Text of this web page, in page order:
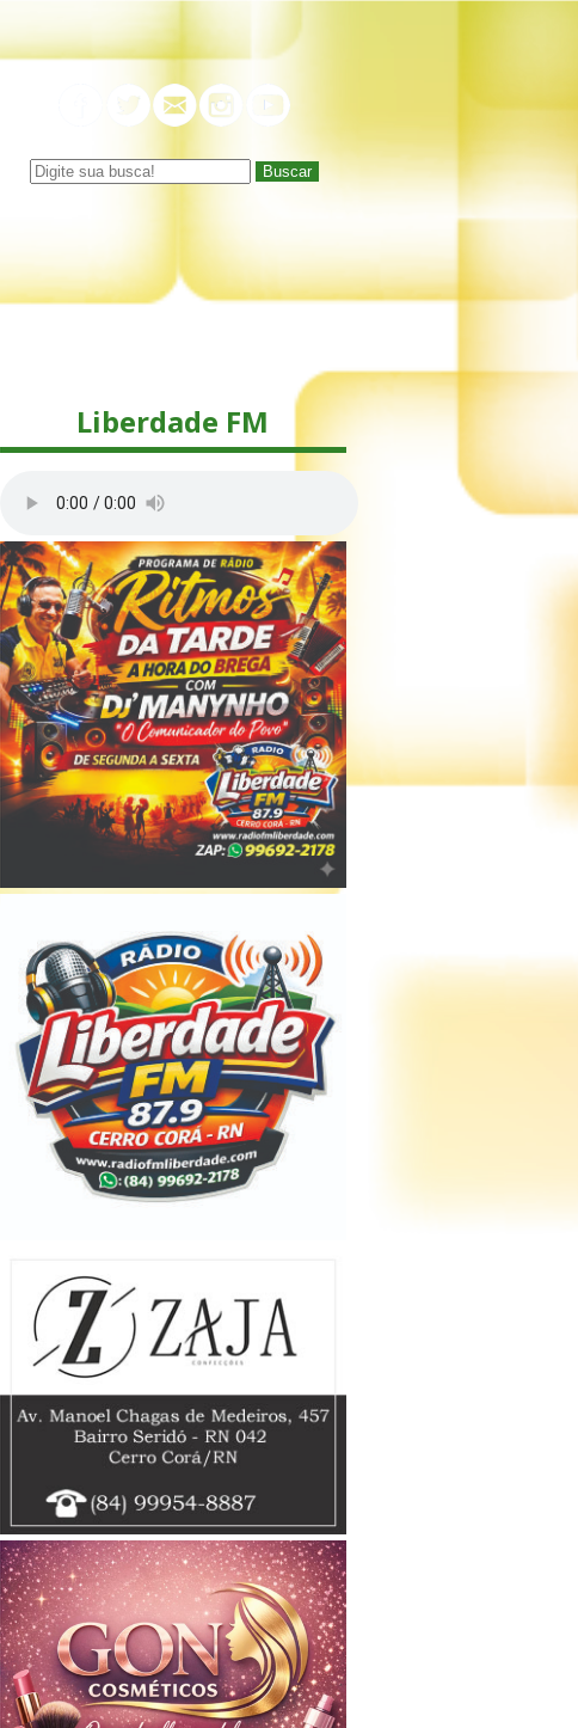
Buscar
Liberdade FM